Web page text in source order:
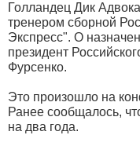
Голландец Дик
тренером сборной
Экспресс". О
президент
Фурсенко.
Это произошло на
Ранее сообщалось,
на два года.